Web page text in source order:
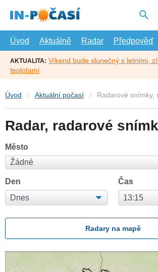
hlavní
Úvod
Aktuálně Radar Předpověď
AKTUALITA: Víkend bude slunečný s letními,
teplotami
Úvod Aktuální počasí Radarové snímky,
Radar, radarové
Město
Den Čas
Radary na mapě